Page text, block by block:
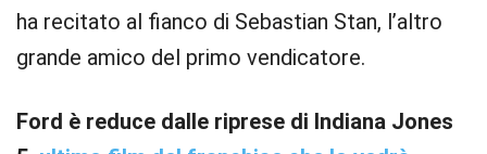
ha recitato al fianco di Sebastian Stan, l’altro
grande amico del primo vendicatore.
Ford è reduce dalle riprese di Indiana Jones